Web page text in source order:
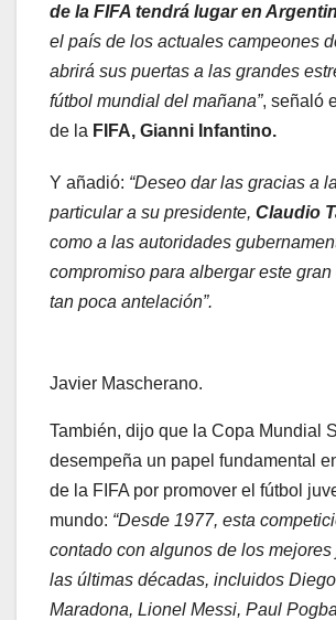
de la FIFA tendrá lugar en
el país de los actuales campeones
abrirá sus puertas a las grandes
fútbol mundial del mañana”, señaló
de la FIFA, Gianni Infantino.
Y añadió: “Deseo dar las gracias a
particular a su presidente, Claudio
como a las autoridades
compromiso para albergar este
tan poca antelación”.
Javier Mascherano.
También, dijo que la Copa Mundial
desempeña un papel fundamental
de la FIFA por promover el fútbol
mundo: “Desde 1977, esta
contado con algunos de los
las últimas décadas, incluidos
Maradona, Lionel Messi, Paul